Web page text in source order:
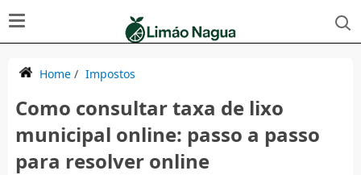
Home/ Impostos
Como consultar taxa de lixo
municipal online: passo a passo
para resolver online